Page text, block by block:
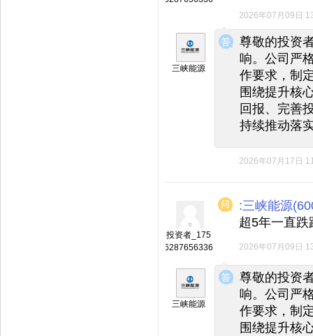
2026年07月09日
◆
◆
三峡能源
尊敬的投资
响。公司严
作要求，制
围绕提升核
回报、完善
持续推动落
2026年07月17日
投资者_175
6287656336
:三峡能源
超5年一直
2026年07月09日
◆
◆
三峡能源
尊敬的投资
响。公司严
作要求，制
围绕提升核